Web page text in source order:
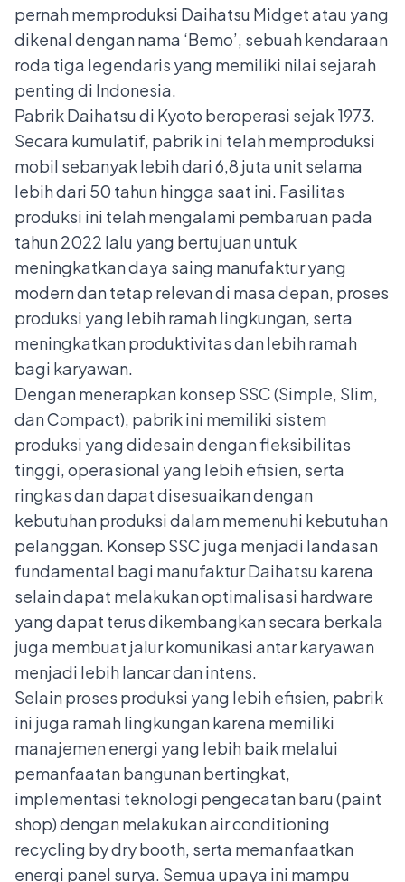
pernah memproduksi Daihatsu Midget atau yang
dikenal dengan nama ‘Bemo’, sebuah kendaraan
roda tiga legendaris yang memiliki nilai sejarah
penting di Indonesia.
Pabrik Daihatsu di Kyoto beroperasi sejak 1973.
Secara kumulatif, pabrik ini telah memproduksi
mobil sebanyak lebih dari 6,8 juta unit selama
lebih dari 50 tahun hingga saat ini. Fasilitas
produksi ini telah mengalami pembaruan pada
tahun 2022 lalu yang bertujuan untuk
meningkatkan daya saing manufaktur yang
modern dan tetap relevan di masa depan, proses
produksi yang lebih ramah lingkungan, serta
meningkatkan produktivitas dan lebih ramah
bagi karyawan.
Dengan menerapkan konsep SSC (Simple, Slim,
dan Compact), pabrik ini memiliki sistem
produksi yang didesain dengan fleksibilitas
tinggi, operasional yang lebih efisien, serta
ringkas dan dapat disesuaikan dengan
kebutuhan produksi dalam memenuhi kebutuhan
pelanggan. Konsep SSC juga menjadi landasan
fundamental bagi manufaktur Daihatsu karena
selain dapat melakukan optimalisasi hardware
yang dapat terus dikembangkan secara berkala
juga membuat jalur komunikasi antar karyawan
menjadi lebih lancar dan intens.
Selain proses produksi yang lebih efisien, pabrik
ini juga ramah lingkungan karena memiliki
manajemen energi yang lebih baik melalui
pemanfaatan bangunan bertingkat,
implementasi teknologi pengecatan baru (paint
shop) dengan melakukan air conditioning
recycling by dry booth, serta memanfaatkan
energi panel surya. Semua upaya ini mampu